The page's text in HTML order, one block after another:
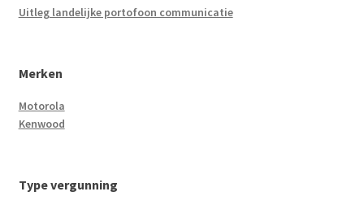
Uitleg landelijke portofoon communicatie
Merken
Motorola
Kenwood
Type vergunning